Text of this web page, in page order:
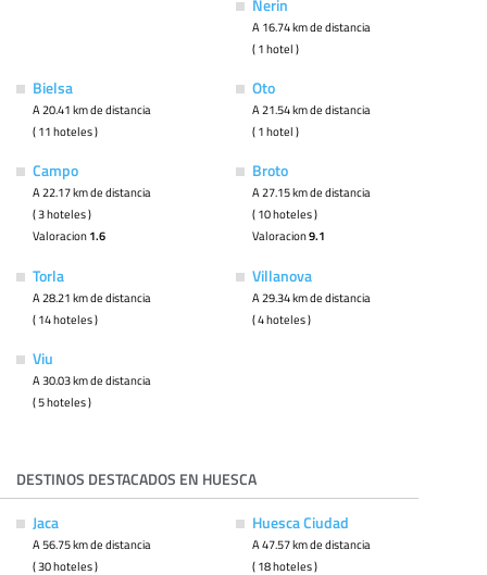
Nerin
A 16.74 km de distancia
( 1 hotel )
Bielsa
A 20.41 km de distancia
( 11 hoteles )
Oto
A 21.54 km de distancia
( 1 hotel )
Campo
A 22.17 km de distancia
( 3 hoteles )
Valoracion 1.6
Broto
A 27.15 km de distancia
( 10 hoteles )
Valoracion9.1
Torla
A 28.21 km de distancia
( 14 hoteles )
Villanova
A 29.34 km de distancia
( 4 hoteles )
Viu
A 30.03 km de distancia
( 5 hoteles )
DESTINOS DESTACADOS EN HUESCA
Jaca
A 56.75 km de distancia
( 30 hoteles )
Huesca Ciudad
A 47.57 km de distancia
( 18 hoteles )